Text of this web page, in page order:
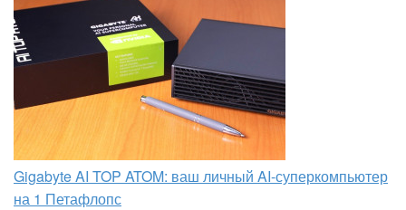
Gigabyte AI TOP ATOM: ваш личный AI-суперкомпьютер
на 1 Петафлопс